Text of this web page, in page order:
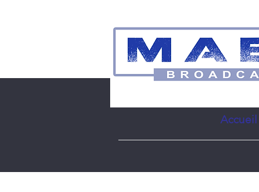
Accueil